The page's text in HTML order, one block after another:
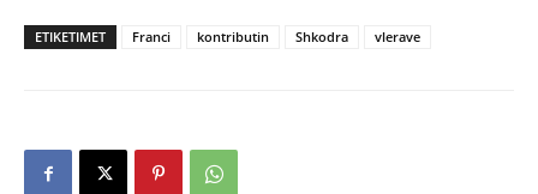
ETIKETIMET Franci kontributin Shkodra vlerave